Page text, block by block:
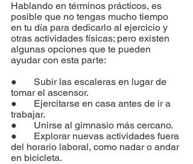
Hablando en términos prácticos, es
posible que no tengas mucho tiempo
en tu día para dedicarlo al ejercicio y
otras actividades físicas; pero existen
algunas opciones que te pueden
ayudar con esta parte:
●       Subir las escaleras en lugar de
tomar el ascensor.
●       Ejercitarse en casa antes de ir a
trabajar.
●       Unirse al gimnasio más cercano.
●       Explorar nuevas actividades fuera
del horario laboral, como nadar o andar
en bicicleta.